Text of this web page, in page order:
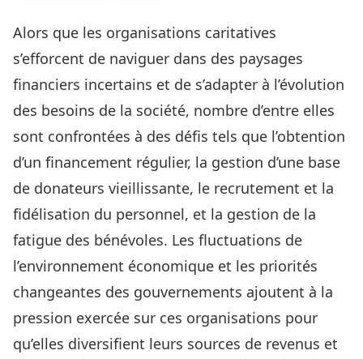
Alors que les organisations caritatives
s’efforcent de naviguer dans des paysages
financiers incertains et de s’adapter à l’évolution
des besoins de la société, nombre d’entre elles
sont confrontées à des défis tels que l’obtention
d’un financement régulier, la gestion d’une base
de donateurs vieillissante, le recrutement et la
fidélisation du personnel, et la gestion de la
fatigue des bénévoles. Les fluctuations de
l’environnement économique et les priorités
changeantes des gouvernements ajoutent à la
pression exercée sur ces organisations pour
qu’elles diversifient leurs sources de revenus et